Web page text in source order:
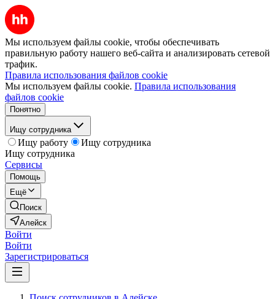
Мы используем файлы cookie, чтобы обеспечивать
правильную работу нашего веб-сайта и анализировать сетевой
трафик.
Правила использования файлов cookie
Мы используем файлы cookie. Правила использования
файлов cookie
Понятно
Ищу сотрудника
Ищу работу
Ищу сотрудника
Ищу сотрудника
Сервисы
Помощь
Ещё
Поиск
Алейск
Войти
Войти
Зарегистрироваться